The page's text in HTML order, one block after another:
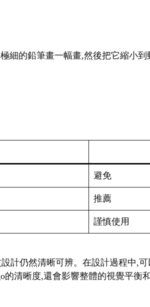
細的鉛筆畫一幅畫,然後把它縮小
避免
推薦
謹慎使用
計仍然清晰可辨。在設計過程中,
清晰度,還會影響整體的視覺平衡